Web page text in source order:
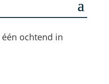
één ochtend in